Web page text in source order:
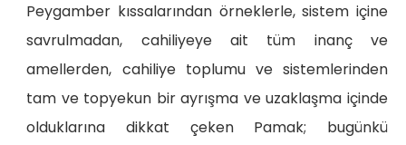
Peygamber kıssalarından örneklerle, sistem içine
savrulmadan, cahiliyeye ait tüm inanç ve
amellerden, cahiliye toplumu ve sistemlerinden
tam ve topyekun bir ayrışma ve uzaklaşma içinde
olduklarına dikkat çeken Pamak; bugünkü